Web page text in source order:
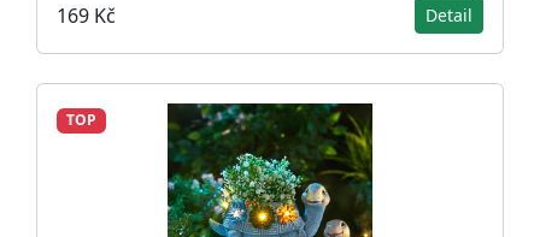
169 Kč Detail
TOP